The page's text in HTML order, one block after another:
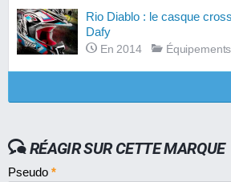
Rio Diablo : le casque
Dafy
En 2014 Équipements
RÉAGIR SUR CETTE MARQUE
Pseudo *